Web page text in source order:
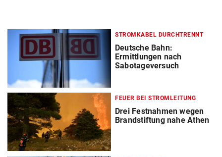
STROMKABEL DURCHTRENNT
Deutsche Bahn:
Ermittlungen nach
Sabotageversuch
FEUER BEI STROMLEITUNG
Drei Festnahmen wegen
Brandstiftung nahe Athen